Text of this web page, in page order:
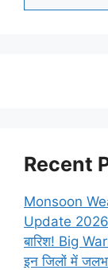
Recent
Monsoon
Update 2026:
बारिश! Big
इन जिलों में